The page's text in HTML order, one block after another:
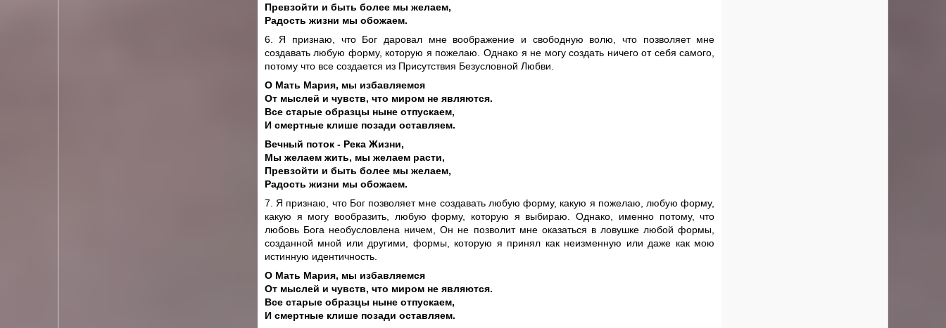
Превзойти и быть более мы желаем,
Радость жизни мы обожаем.
6. Я признаю, что Бог даровал мне воображение и свободную волю, что позволяет мне
создавать любую форму, которую я пожелаю. Однако я не могу создать ничего от себя самого,
потому что все создается из Присутствия Безусловной Любви.
О Мать Мария, мы избавляемся
От мыслей и чувств, что миром не являются.
Все старые образцы ныне отпускаем,
И смертные клише позади оставляем.
Вечный поток - Река Жизни,
Мы желаем жить, мы желаем расти,
Превзойти и быть более мы желаем,
Радость жизни мы обожаем.
7. Я признаю, что Бог позволяет мне создавать любую форму, какую я пожелаю, любую форму,
какую я могу вообразить, любую форму, которую я выбираю. Однако, именно потому, что
любовь Бога необусловлена ничем, Он не позволит мне оказаться в ловушке любой формы,
созданной мной или другими, формы, которую я принял как неизменную или даже как мою
истинную идентичность.
О Мать Мария, мы избавляемся
От мыслей и чувств, что миром не являются.
Все старые образцы ныне отпускаем,
И смертные клише позади оставляем.